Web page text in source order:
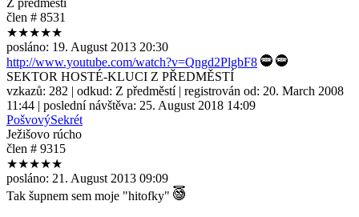
člen # 8531
★★★★★
posláno: 19. August 2013 20:30
http://www.youtube.com/watch?v=Qngd2PlgbF8
SEKTOR HOSTÉ-KLUCI Z PŘEDMĚSTÍ
vzkazů: 282 | odkud: Z předměstí| registrován od: 20. March 2008
11:44 | poslední návštěva: 25. August 2018 14:09
PošvovýSekrét
Ježišovo rúcho
člen # 9315
★★★★★
posláno: 21. August 2013 09:09
Tak šupnem sem moje "hitofky"